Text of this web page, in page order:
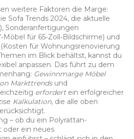
weitere Faktoren die Marge:
Sofa Trends 2024, die aktuelle
), Sonderanfertigungen
für 65‑Zoll‑Bildschirme) und
für Wohnungsrenovierung
im Blick behältst, kannst du
anpassen. Das führt zu dem
Gewinnmarge Möbel
Markttrendsund
erfordertein erfolgreicher
Kalkulation, die alle oben
– ob du ein Polyrattan-
oder ein neues